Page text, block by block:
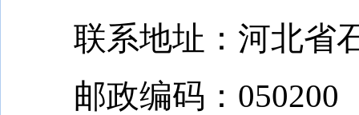
联系地址：河北省石
邮政编码：050200